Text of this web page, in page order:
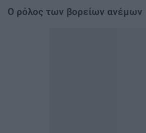
Ο ρόλος των βορείων ανέμων